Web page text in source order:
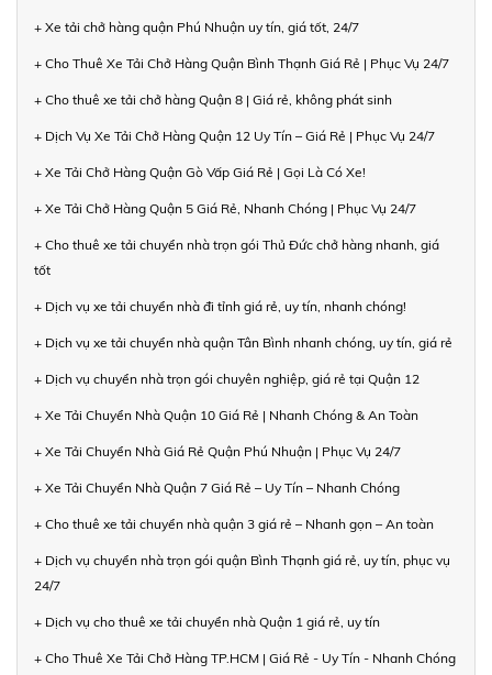
+ Xe tải chở hàng quận Phú Nhuận uy tín, giá tốt, 24/7
+ Cho Thuê Xe Tải Chở Hàng Quận Bình Thạnh Giá Rẻ | Phục Vụ 24/7
+ Cho thuê xe tải chở hàng Quận 8 | Giá rẻ, không phát sinh
+ Dịch Vụ Xe Tải Chở Hàng Quận 12 Uy Tín – Giá Rẻ | Phục Vụ 24/7
+ Xe Tải Chở Hàng Quận Gò Vấp Giá Rẻ | Gọi Là Có Xe!
+ Xe Tải Chở Hàng Quận 5 Giá Rẻ, Nhanh Chóng | Phục Vụ 24/7
+ Cho thuê xe tải chuyển nhà trọn gói Thủ Đức chở hàng nhanh, giá
tốt
+ Dịch vụ xe tải chuyển nhà đi tỉnh giá rẻ, uy tín, nhanh chóng!
+ Dịch vụ xe tải chuyển nhà quận Tân Bình nhanh chóng, uy tín, giá rẻ
+ Dịch vụ chuyển nhà trọn gói chuyên nghiệp, giá rẻ tại Quận 12
+ Xe Tải Chuyển Nhà Quận 10 Giá Rẻ | Nhanh Chóng & An Toàn
+ Xe Tải Chuyển Nhà Giá Rẻ Quận Phú Nhuận | Phục Vụ 24/7
+ Xe Tải Chuyển Nhà Quận 7 Giá Rẻ – Uy Tín – Nhanh Chóng
+ Cho thuê xe tải chuyển nhà quận 3 giá rẻ – Nhanh gọn – An toàn
+ Dịch vụ chuyển nhà trọn gói quận Bình Thạnh giá rẻ, uy tín, phục vụ
24/7
+ Dịch vụ cho thuê xe tải chuyển nhà Quận 1 giá rẻ, uy tín
+ Cho Thuê Xe Tải Chở Hàng TP.HCM | Giá Rẻ - Uy Tín - Nhanh Chóng